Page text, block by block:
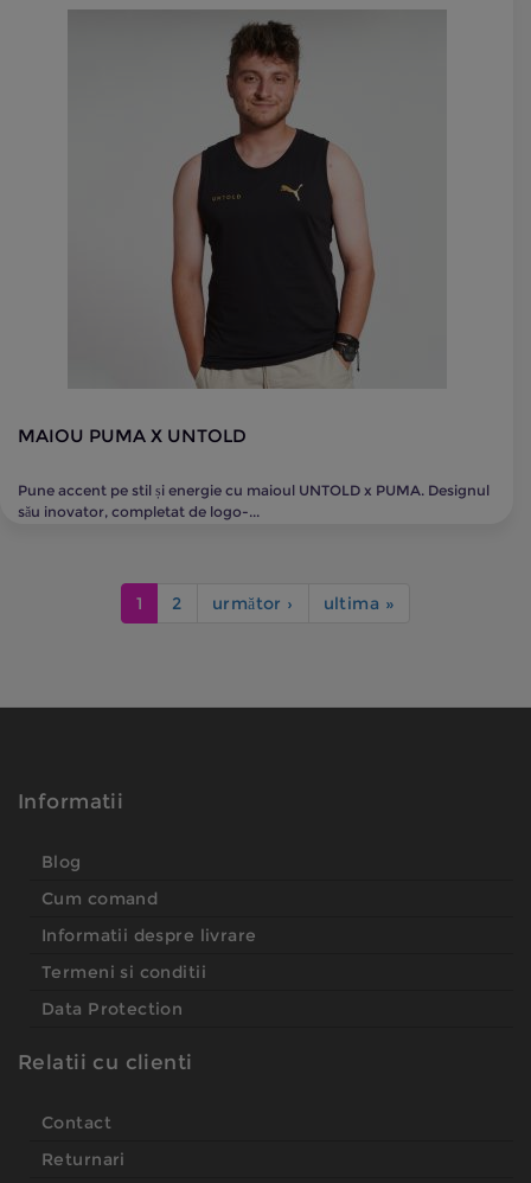
MAIOU PUMA X UNTOLD
Pune accent pe stil și energie cu maioul UNTOLD x PUMA. Designul
său inovator, completat de logo-...
1 2 următor › ultima »
Informatii
Blog
Cum comand
Informatii despre livrare
Termeni si conditii
Data Protection
Relatii cu clienti
Contact
Returnari